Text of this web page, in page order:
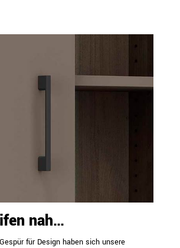
nah…
für Design haben sich unsere